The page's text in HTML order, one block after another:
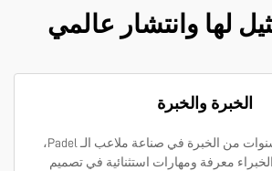
لها وانتشار عالمي
الخبرة والخبرة
بعد أكثر من تسع سنوات من الخبرة في صناعة ملاعب الـ Padel،
معرفة ومهارات استثنائية في تصميم